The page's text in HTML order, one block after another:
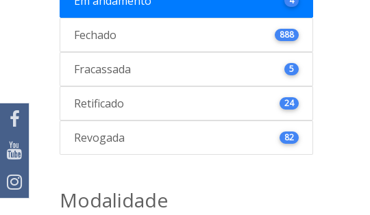
Fechado 888
Fracassada 5
Retificado 24
Revogada 82
Modalidade